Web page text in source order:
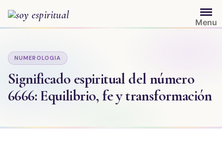
contenido
Menu
NUMEROLOGIA
Significado espiritual del número
6666: Equilibrio, fe y transformación